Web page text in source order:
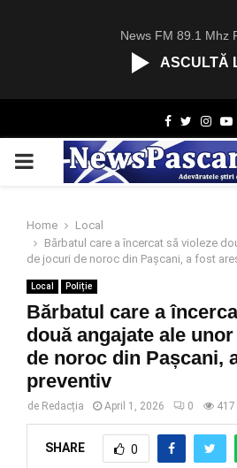
News FM 89.1 Mhz
ASCULTĂ
Facebook
Twitter
PRIMARY
Home
Local
Bărbatul care a încercat să violeze
de jocuri de noroc din Pașcani, a fost
Local Poliție
Bărbatul care a
două angajate ale
de noroc din Pașcani,
preventiv
de Redacția April 1, 2026 0 417
SHARE 0